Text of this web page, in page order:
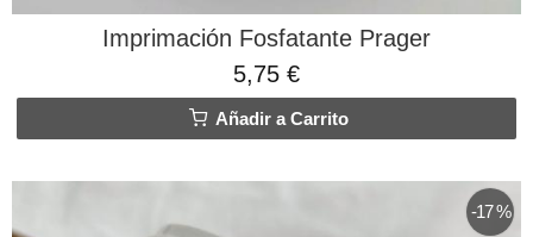
Imprimación Fosfatante Prager
5,75 €
Añadir a Carrito
-17 %